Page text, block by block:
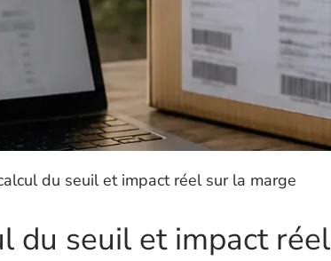
du seuil et impact réel sur la marge
du seuil et impact réel